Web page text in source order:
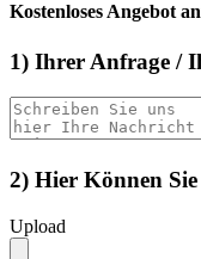
Kostenloses Angebot
1) Ihrer Anfrage /
2) Hier Können
Upload